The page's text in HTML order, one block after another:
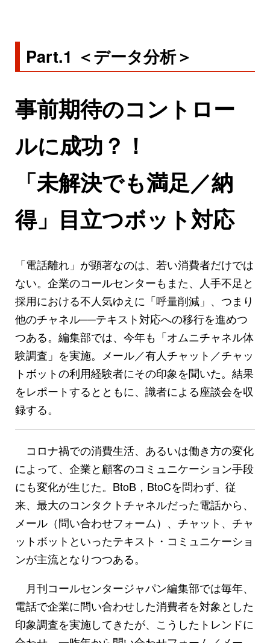
Part.1 ＜データ分析＞
事前期待のコントロー
ルに成功？！
「未解決でも満足／納
得」目立つボット対応
「電話離れ」が顕著なのは、若い消費者だけでは
ない。企業のコールセンターもまた、人手不足と
採用における不人気ゆえに「呼量削減」、つまり
他のチャネル──テキスト対応への移行を進めつ
つある。編集部では、今年も「オムニチャネル体
験調査」を実施。メール／有人チャット／チャッ
トボットの利用経験者にその印象を聞いた。結果
をレポートするとともに、識者による座談会を収
録する。
コロナ禍での消費生活、あるいは働き方の変化
によって、企業と顧客のコミュニケーション手段
にも変化が生じた。BtoB，BtoCを問わず、従
来、最大のコンタクトチャネルだった電話から、
メール（問い合わせフォーム）、チャット、チャ
ットボットといったテキスト・コミュニケーショ
ンが主流となりつつある。
月刊コールセンタージャパン編集部では毎年、
電話で企業に問い合わせした消費者を対象とした
印象調査を実施してきたが、こうしたトレンドに